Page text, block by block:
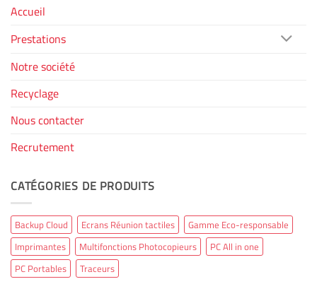
Accueil
Prestations
Notre société
Recyclage
Nous contacter
Recrutement
CATÉGORIES DE PRODUITS
Backup Cloud Ecrans Réunion tactiles
Gamme Eco-responsable
Imprimantes
Multifonctions Photocopieurs
PC All in one
PC Portables
Traceurs